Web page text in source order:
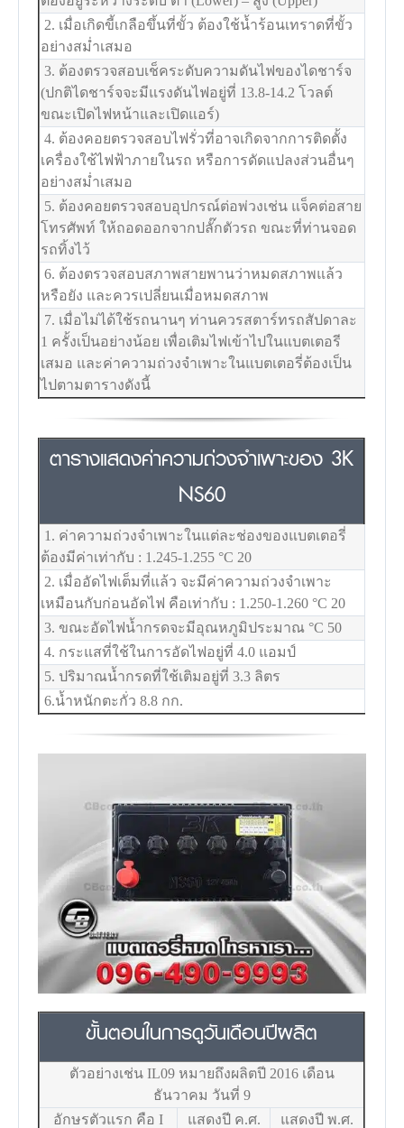
2. เมื่อเกิดขี้เกลือขึ้นที่ขั้ว ต้องใช้น้ำร้อนเทราดที่ขั้ว
อย่างสม่ำเสมอ
3. ต้องตรวจสอบเช็คระดับความดันไฟของไดชาร์จ
(ปกติไดชาร์จจะมีแรงดันไฟอยู่ที่ 13.8-14.2 โวลต์
ขณะเปิดไฟหน้าและเปิดแอร์)
4. ต้องคอยตรวจสอบไฟรั่วที่อาจเกิดจากการติดตั้ง
เครื่องใช้ไฟฟ้าภายในรถ หรือการดัดแปลงส่วนอื่นๆ
อย่างสม่ำเสมอ
5. ต้องคอยตรวจสอบอุปกรณ์ต่อพ่วงเช่น แจ็คต่อสาย
โทรศัพท์ ให้ถอดออกจากปลั๊กตัวรถ ขณะที่ท่านจอด
รถทิ้งไว้
6. ต้องตรวจสอบสภาพสายพานว่าหมดสภาพแล้ว
หรือยัง และควรเปลี่ยนเมื่อหมดสภาพ
7. เมื่อไม่ได้ใช้รถนานๆ ท่านควรสตาร์ทรถสัปดาละ
1 ครั้งเป็นอย่างน้อย เพื่อเติมไฟเข้าไปในแบตเตอรี
เสมอ และค่าความถ่วงจำเพาะในแบตเตอรี่ต้องเป็น
ไปตามตารางดังนี้
ตารางแสดงค่าความถ่วงจำเพาะของ 3K
NS60
1. ค่าความถ่วงจำเพาะในแต่ละช่องของแบตเตอรี่
ต้องมีค่าเท่ากับ : 1.245-1.255 °C 20
2. เมื่ออัดไฟเต็มที่แล้ว จะมีค่าความถ่วงจำเพาะ
เหมือนกับก่อนอัดไฟ คือเท่ากับ : 1.250-1.260 °C 20
3. ขณะอัดไฟน้ำกรดจะมีอุณหภูมิประมาณ °C 50
4. กระแสที่ใช้ในการอัดไฟอยู่ที่ 4.0 แอมป์
5. ปริมาณน้ำกรดที่ใช้เติมอยู่ที่ 3.3 ลิตร
6.น้ำหนักตะกั่ว 8.8 กก.
ขั้นตอนในการดูวันเดือนปีผลิต
ตัวอย่างเช่น IL09 หมายถึงผลิตปี 2016 เดือน
ธันวาคม วันที่ 9
อักษรตัวแรก คือ I
แสดงปี ค.ศ.
แสดงปี พ.ศ.